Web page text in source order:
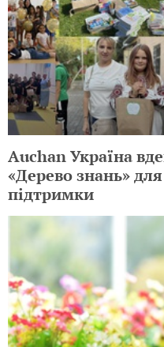
Auchan Україна
«Дерево знань»
підтримки